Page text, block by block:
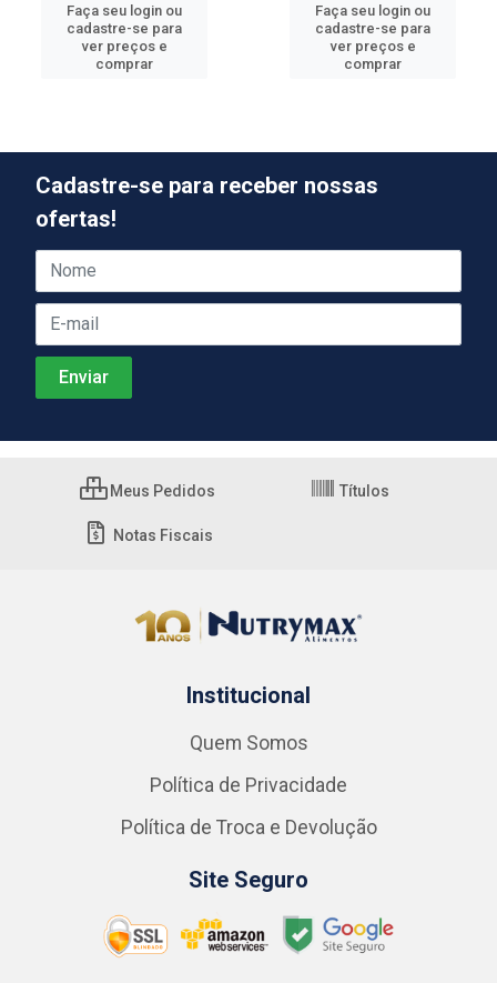
Faça seu login ou
cadastre-se para
ver preços e
comprar
Faça seu login ou
cadastre-se para
ver preços e
comprar
Cadastre-se para receber nossas
ofertas!
Meus Pedidos Títulos
Notas Fiscais
Institucional
Quem Somos
Política de Privacidade
Política de Troca e Devolução
Site Seguro